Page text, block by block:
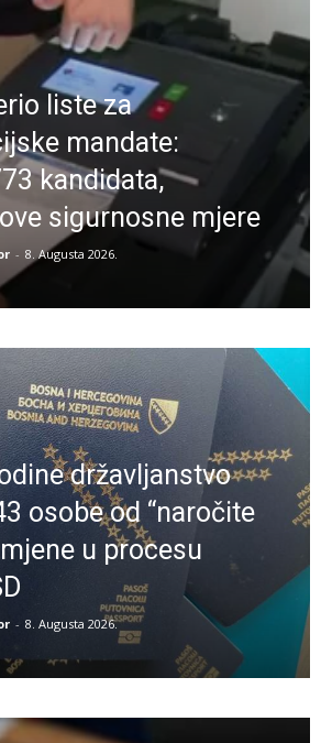
liste za
mandate:
kandidata,
sigurnosne mjere
- 8. Augusta 2026.
državljanstvo
osobe od “naročite
u procesu
- 8. Augusta 2026.